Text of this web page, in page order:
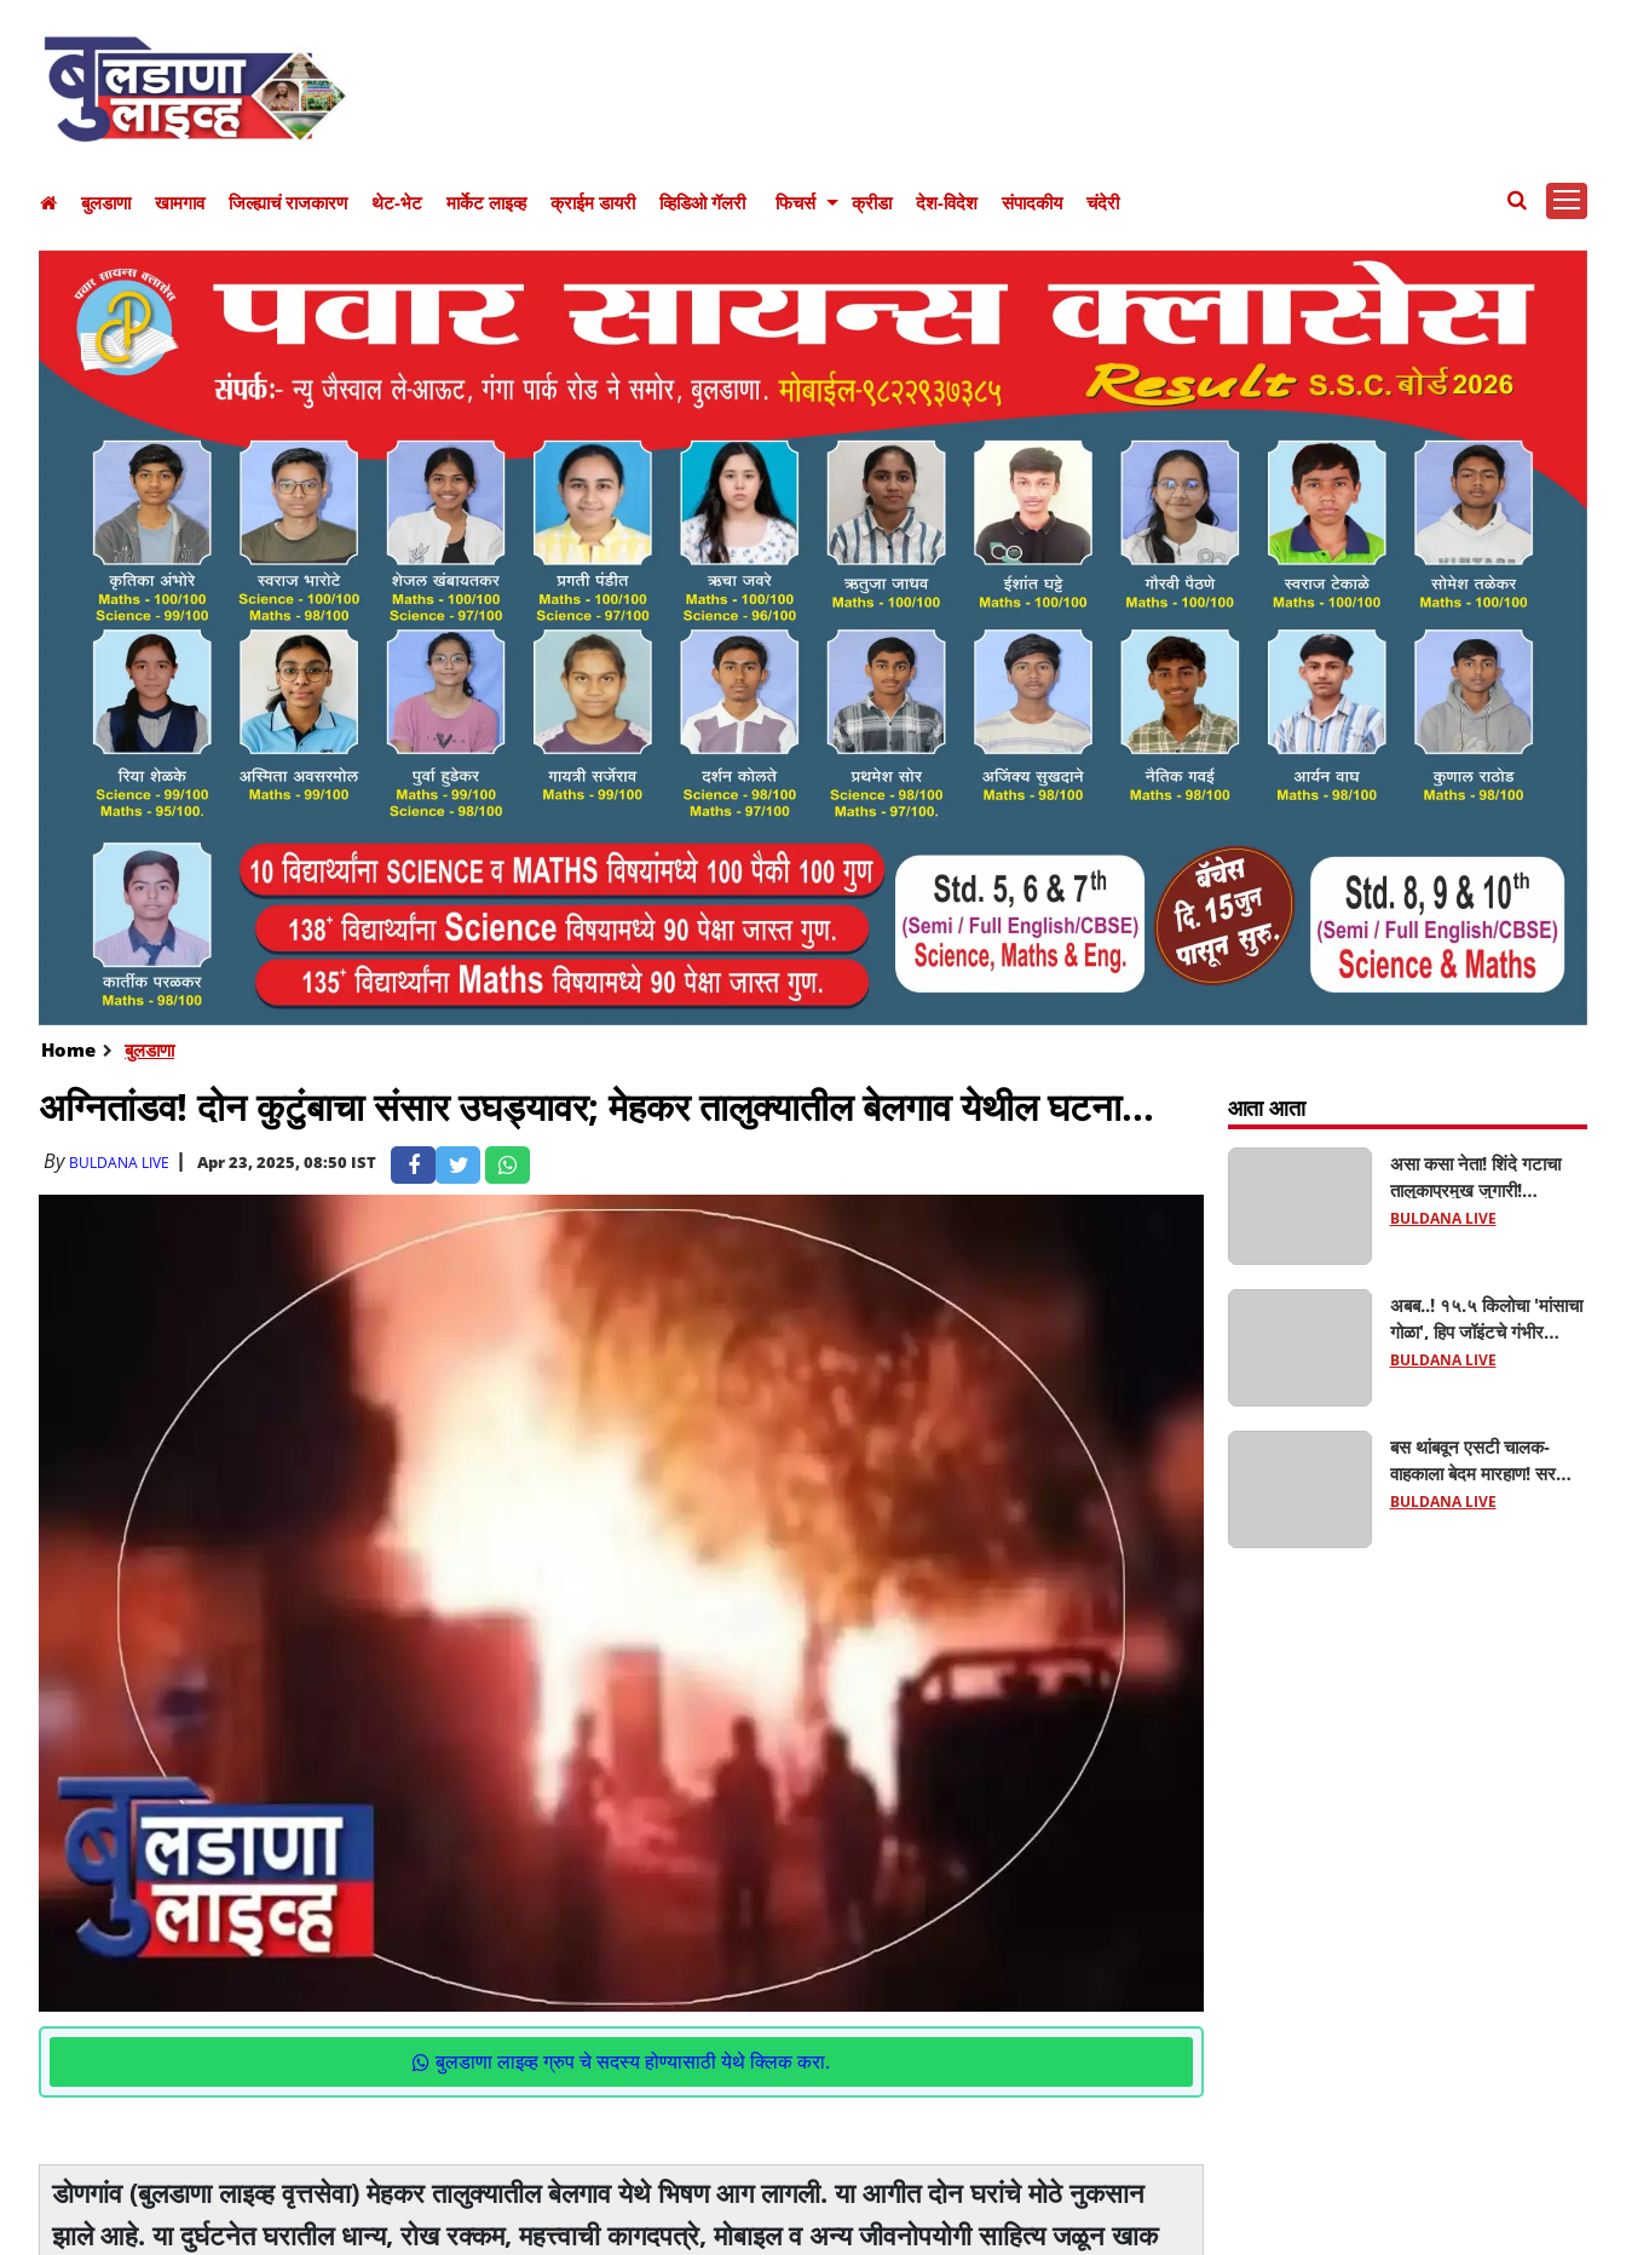
बुलडाणा खामगाव जिल्ह्याचं राजकारण थेट-भेट मार्केट लाइव्ह क्राईम डायरी व्हिडिओ गॅलरी फिचर्स क्रीडा देश-विदेश संपादकीय चंदेरी
Home बुलडाणा
अग्नितांडव! दोन कुटुंबाचा संसार उघड्यावर; मेहकर तालुक्यातील बेलगाव येथील घटना...
By BULDANA LIVE Apr 23, 2025, 08:50 IST
बुलडाणा लाइव्ह ग्रुप चे सदस्य होण्यासाठी येथे क्लिक करा.
डोणगांव (बुलडाणा लाइव्ह वृत्तसेवा) मेहकर तालुक्यातील बेलगाव येथे भिषण आग लागली. या आगीत दोन घरांचे मोठे नुकसान
झाले आहे. या दुर्घटनेत घरातील धान्य, रोख रक्कम, महत्त्वाची कागदपत्रे, मोबाइल व अन्य जीवनोपयोगी साहित्य जळून खाक
आता आता
असा कसा नेता! शिंदे गटाचा
तालुकाप्रमुख जुगारी!
खामगावात तालुकाप्रमुखांच्या
गेला तालुकाप्रमुख; पण ६
जणांना साडेआठ लाखांच्या
मुद्देमालासह पकडले.....
BULDANA LIVE
अबब..! १५.५ किलोचा 'मांसाचा
गोळा', हिप जॉइंटचे गंभीर
फ्रॅक्चर अन् मृत्यूशी झुंज...
BULDANA LIVE
बस थांबवून एसटी चालक-
वाहकाला बेदम मारहाण! सरकारी
कामात अडथळा; प्रवाशांसमोर
BULDANA LIVE